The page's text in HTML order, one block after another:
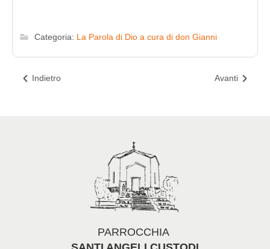
Categoria: La Parola di Dio a cura di don Gianni
Indietro Avanti
PARROCCHIA